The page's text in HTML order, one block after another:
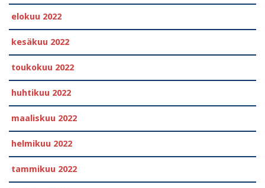
elokuu 2022
kesäkuu 2022
toukokuu 2022
huhtikuu 2022
maaliskuu 2022
helmikuu 2022
tammikuu 2022